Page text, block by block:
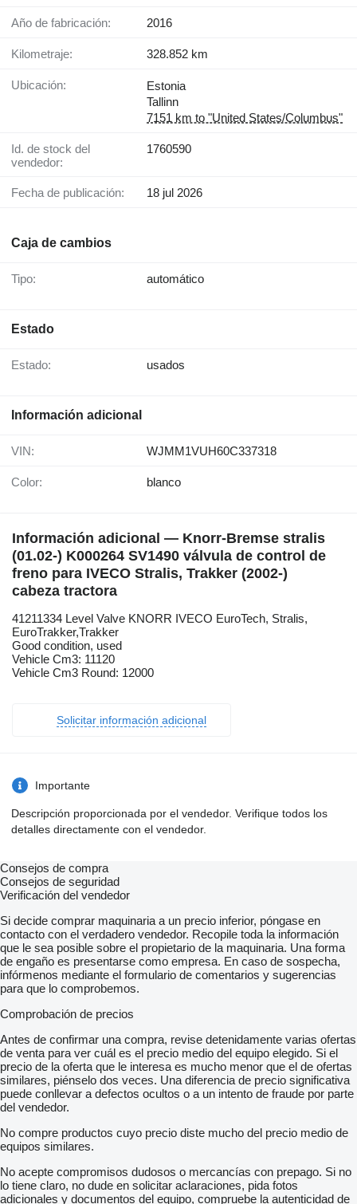
Año de fabricación: 2016
Kilometraje: 328.852 km
Ubicación:
Estonia
Tallinn
7151 km to "United States/Columbus"
Id. de stock del
vendedor:
1760590
Fecha de publicación: 18 jul 2026
Caja de cambios
Tipo: automático
Estado
Estado: usados
Información adicional
VIN: WJMM1VUH60C337318
Color: blanco
Información adicional — Knorr-Bremse stralis
(01.02-) K000264 SV1490 válvula de control de
freno para IVECO Stralis, Trakker (2002-)
cabeza tractora
41211334 Level Valve KNORR IVECO EuroTech, Stralis,
EuroTrakker,Trakker
Good condition, used
Vehicle Cm3: 11120
Vehicle Cm3 Round: 12000
Solicitar información adicional
Importante
Descripción proporcionada por el vendedor. Verifique todos los
detalles directamente con el vendedor.
Consejos de compra
Consejos de seguridad
Verificación del vendedor
Si decide comprar maquinaria a un precio inferior, póngase en
contacto con el verdadero vendedor. Recopile toda la información
que le sea posible sobre el propietario de la maquinaria. Una forma
de engaño es presentarse como empresa. En caso de sospecha,
infórmenos mediante el formulario de comentarios y sugerencias
para que lo comprobemos.
Comprobación de precios
Antes de confirmar una compra, revise detenidamente varias ofertas
de venta para ver cuál es el precio medio del equipo elegido. Si el
precio de la oferta que le interesa es mucho menor que el de ofertas
similares, piénselo dos veces. Una diferencia de precio significativa
puede conllevar a defectos ocultos o a un intento de fraude por parte
del vendedor.
No compre productos cuyo precio diste mucho del precio medio de
equipos similares.
No acepte compromisos dudosos o mercancías con prepago. Si no
lo tiene claro, no dude en solicitar aclaraciones, pida fotos
adicionales y documentos del equipo, compruebe la autenticidad de